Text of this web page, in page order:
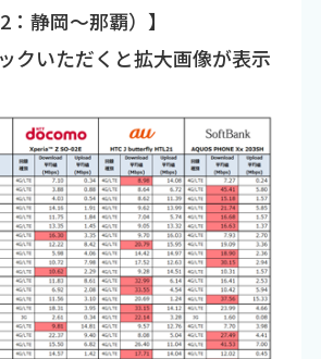
静岡～那覇）】
クいただくと拡大画像が表示